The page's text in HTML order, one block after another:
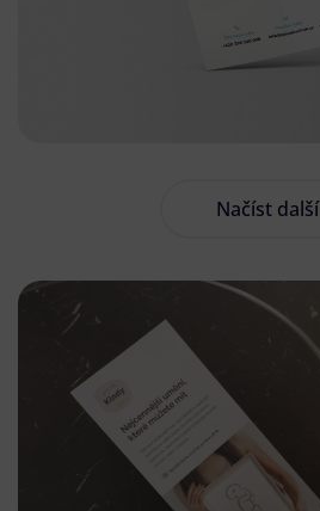
Načíst další